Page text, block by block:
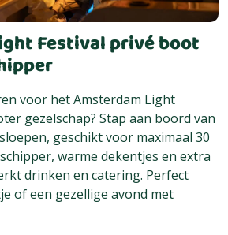
Festival privé boot
voor het Amsterdam Light
gezelschap? Stap aan boord van
geschikt voor maximaal 30
warme dekentjes en extra
drinken en catering. Perfect
of een gezellige avond met